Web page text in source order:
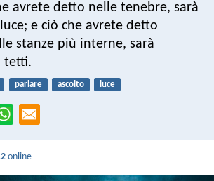
avrete detto nelle tenebre, sarà
e ciò che avrete detto
stanze più interne, sarà
tetti.
parlare ascolto luce
online